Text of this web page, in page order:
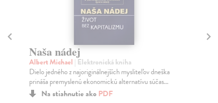
Naša nádej
Albert Michael | Elektronická kniha
Dielo jedného z najoriginálnejších mysliteľov dneška
prináša premyslenú ekonomickú alternatívu súčas...
Na stiahnutie ako PDF